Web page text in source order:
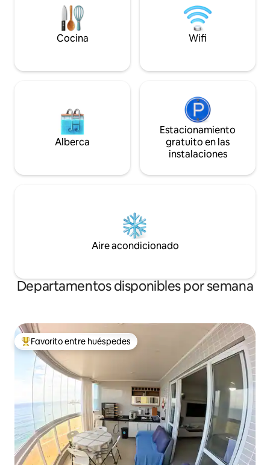
alójate en este
un
etc.
Cocina Wifi
Alberca
Estacionamiento
gratuito en las
instalaciones
Aire acondicionado
Departamentos disponibles por semana
De los mejores en Favorito entre huéspedes
Favorito entre huéspedes